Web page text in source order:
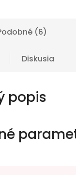
(6)
Diskusia
popis